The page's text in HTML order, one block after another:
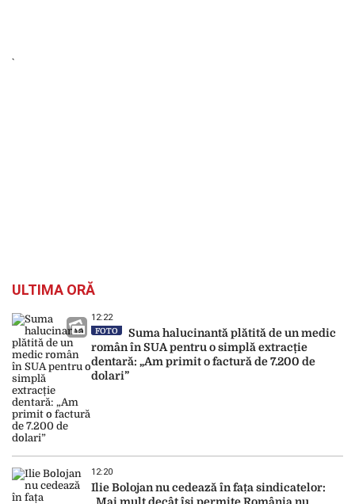
ULTIMA ORĂ
12:22
FOTO
Suma halucinantă plătită de un medic
român în SUA pentru o simplă extracție
dentară: „Am primit o factură de 7.200 de
dolari”
12:20
Ilie Bolojan nu cedează în fața sindicatelor: